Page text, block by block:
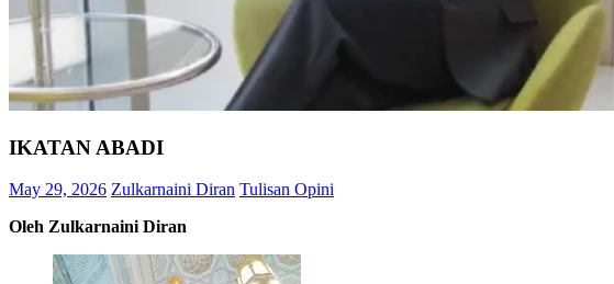
IKATAN ABADI
May 29, 2026 Zulkarnaini Diran Tulisan Opini
Oleh Zulkarnaini Diran